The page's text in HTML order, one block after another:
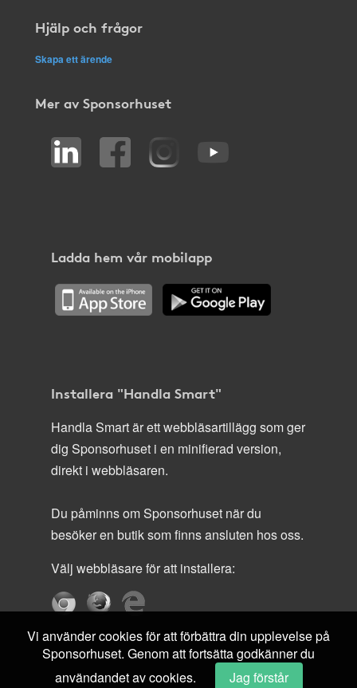
Hjälp och frågor
Skapa ett ärende
Mer av Sponsorhuset
Ladda hem vår mobilapp
Installera "Handla Smart"
Handla Smart är ett webbläsartillägg som ger
dig Sponsorhuset i en minifierad version,
direkt i webbläsaren.
Du påminns om Sponsorhuset när du
besöker en butik som finns ansluten hos oss.
Välj webbläsare för att installera:
Vi använder cookies för att förbättra din upplevelse på
Sponsorhuset. Genom att fortsätta godkänner du
användandet av cookies.
Jag förstår